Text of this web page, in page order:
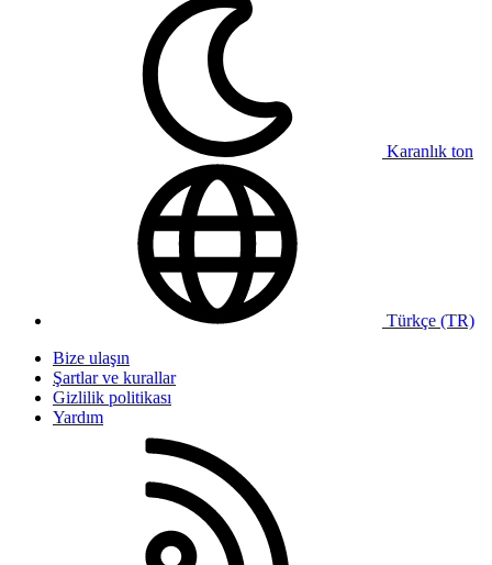
Karanlık ton
Türkçe (TR)
Bize ulaşın
Şartlar ve kurallar
Gizlilik politikası
Yardım